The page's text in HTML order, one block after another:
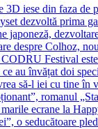
3D iese din faza de
dezvoltă prima
japoneză,
despre Colhoz,
Festival
au învățat doi
să-l iei cu tine în
romanul
ecrane la
o seducătoare